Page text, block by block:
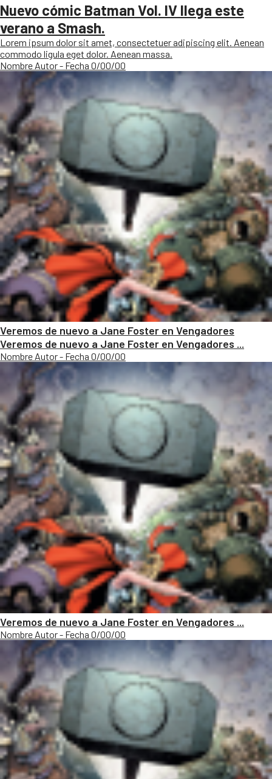
Nuevo cómic Batman Vol. IV llega este
verano a Smash.
Lorem ipsum dolor sit amet, consectetuer adipiscing elit. Aenean
commodo ligula eget dolor. Aenean massa.
Nombre Autor - Fecha 0/00/00
Veremos de nuevo a Jane Foster en Vengadores
Veremos de nuevo a Jane Foster en Vengadores ...
Nombre Autor - Fecha 0/00/00
Veremos de nuevo a Jane Foster en Vengadores ...
Nombre Autor - Fecha 0/00/00